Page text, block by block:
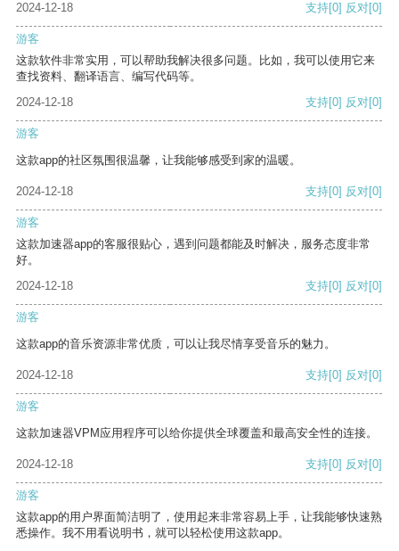
2024-12-18
支持[0] 反对[0]
游客
这款软件非常实用，可以帮助我解决很多问题。比如，我可以使用它来
查找资料、翻译语言、编写代码等。
2024-12-18
支持[0] 反对[0]
游客
这款app的社区氛围很温馨，让我能够感受到家的温暖。
2024-12-18 支持[0] 反对[0]
游客
这款加速器app的客服很贴心，遇到问题都能及时解决，服务态度非常
好。
2024-12-18
支持[0] 反对[0]
游客
这款app的音乐资源非常优质，可以让我尽情享受音乐的魅力。
2024-12-18 支持[0] 反对[0]
游客
这款加速器VPM应用程序可以给你提供全球覆盖和最高安全性的连接。
2024-12-18 支持[0] 反对[0]
游客
这款app的用户界面简洁明了，使用起来非常容易上手，让我能够快速熟
悉操作。我不用看说明书，就可以轻松使用这款app。